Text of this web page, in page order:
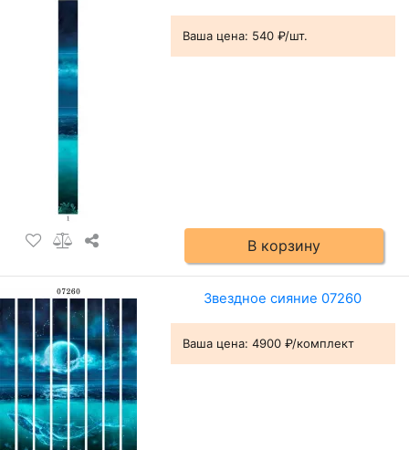
Ваша цена: 540 ₽/шт.
В корзину
Звездное сияние 07260
Ваша цена: 4900 ₽/комплект